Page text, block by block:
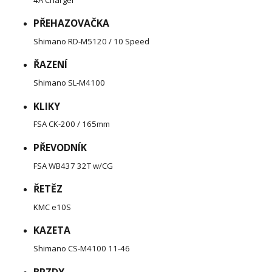
PŘEHAZOVAČKA
Shimano RD-M5120 / 10 Speed
ŘAZENÍ
Shimano SL-M4100
KLIKY
FSA CK-200 / 165mm
PŘEVODNÍK
FSA WB437 32T w/CG
ŘETĚZ
KMC e10S
KAZETA
Shimano CS-M4100 11-46